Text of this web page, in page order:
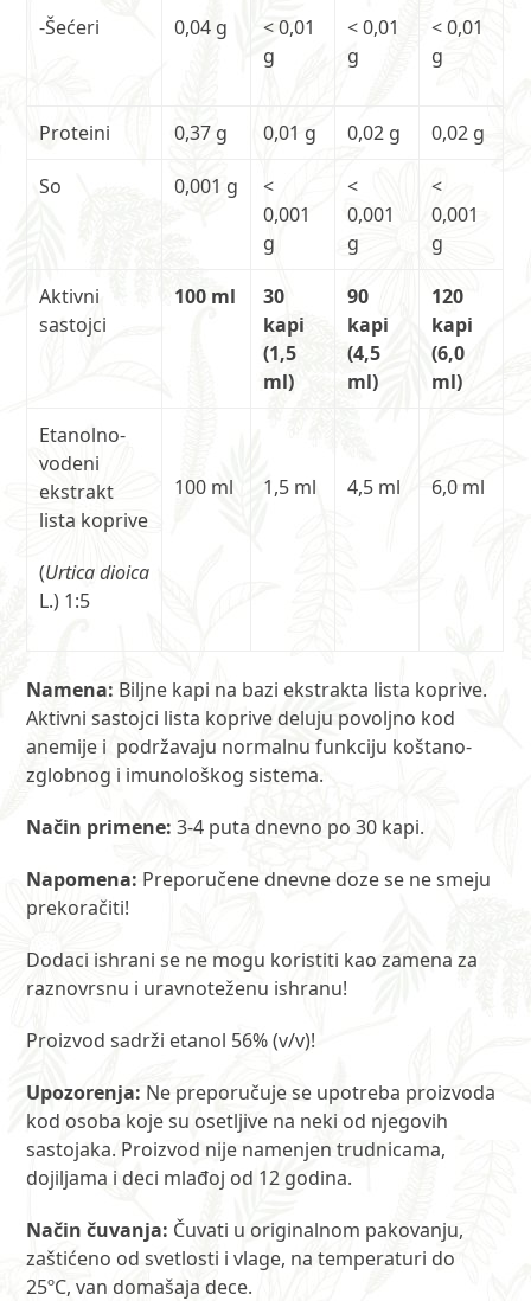
-Šećeri
0,04 g
< 0,01
g
< 0,01
g
< 0,01
g
Proteini 0,37 g 0,01 g 0,02 g 0,02 g
So 0,001 g
<
0,001
g
<
0,001
g
<
0,001
g
Aktivni
sastojci
100 ml
30
kapi
(1,5
ml)
90
kapi
(4,5
ml)
120
kapi
(6,0
ml)
Etanolno-
vodeni
ekstrakt
lista koprive
(Urtica dioica
L.) 1:5
100 ml 1,5 ml 4,5 ml 6,0 ml
Namena: Biljne kapi na bazi ekstrakta lista koprive.
Aktivni sastojci lista koprive deluju povoljno kod
anemije i podržavaju normalnu funkciju koštano-
zglobnog i imunološkog sistema.
Način primene:3-4 puta dnevno po 30 kapi.
Napomena: Preporučene dnevne doze se ne smeju
prekoračiti!
Dodaci ishrani se ne mogu koristiti kao zamena za
raznovrsnu i uravnoteženu ishranu!
Proizvod sadrži etanol 56% (v/v)!
Upozorenja: Ne preporučuje se upotreba proizvoda
kod osoba koje su osetljive na neki od njegovih
sastojaka. Proizvod nije namenjen trudnicama,
dojiljama i deci mlađoj od 12 godina.
Način čuvanja: Čuvati u originalnom pakovanju,
zaštićeno od svetlosti i vlage, na temperaturi do
25ºC, van domašaja dece.